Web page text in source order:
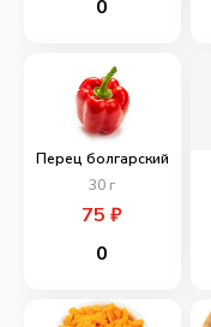
0
Перец болгарский
30 г
75₽
0